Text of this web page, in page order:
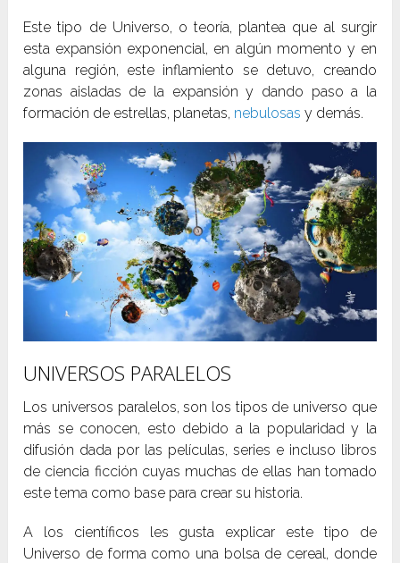
Este tipo de Universo, o teoría, plantea que al surgir
esta expansión exponencial, en algún momento y en
alguna región, este inflamiento se detuvo, creando
zonas aisladas de la expansión y dando paso a la
formación de estrellas, planetas, nebulosas y demás.
UNIVERSOS PARALELOS
Los universos paralelos, son los tipos de universo que
más se conocen, esto debido a la popularidad y la
difusión dada por las películas, series e incluso libros
de ciencia ficción cuyas muchas de ellas han tomado
este tema como base para crear su historia.
A los científicos les gusta explicar este tipo de
Universo de forma como una bolsa de cereal, donde